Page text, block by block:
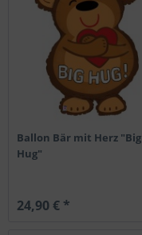
Ballon Bär mit Herz "Big
Hug"
24,90 € *